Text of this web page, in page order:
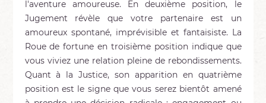
l'aventure amoureuse. En deuxième position, le
Jugement révèle que votre partenaire est un
amoureux spontané, imprévisible et fantaisiste. La
Roue de fortune en troisième position indique que
vous viviez une relation pleine de rebondissements.
Quant à la Justice, son apparition en quatrième
position est le signe que vous serez bientôt amené